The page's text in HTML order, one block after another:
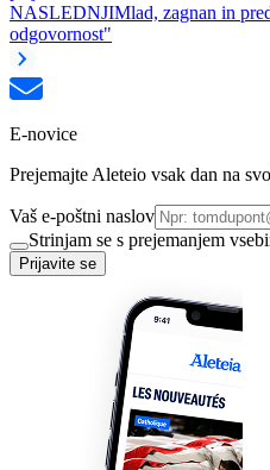
NASLEDNJIMlad, zagnan in
odgovornost"
E-novice
Prejemajte Aleteio vsak dan na
Vaš e-poštni naslov
Strinjam se s prejemanjem
Prijavite se